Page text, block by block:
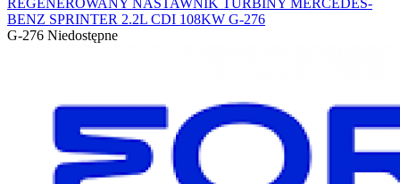
REGENEROWANY NASTAWNIK TURBINY MERCEDES-
BENZ SPRINTER 2.2L CDI 108KW G-276
G-276 Niedostępne